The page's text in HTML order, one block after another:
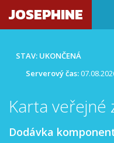
JOSEPHINE
STAV: UKONČENÁ
Serverový čas:
Karta veřejné
Dodávka